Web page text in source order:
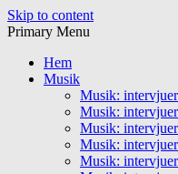
Skip to content
Primary Menu
Hem
Musik
Musik:
Musik:
Musik:
Musik:
Musik: